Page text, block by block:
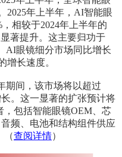
2025年上半年，AI智能眼
相较于2024年上半年的
著提升。这主要归功于
AI眼镜细分市场同比增长
增长速度。
期间，该市场将以超过
。这一显著的扩张预计将
包括智能眼镜OEM、芯
频、电池和结构组件供应
（查阅详情）